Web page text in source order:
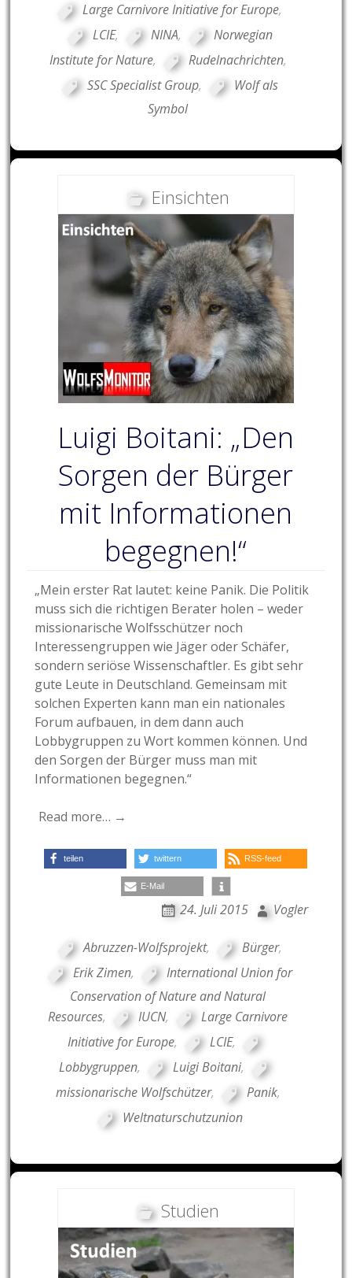
Large Carnivore Initiative for Europe,
LCIE, NINA,
Norwegian
Institute for Nature, Rudelnachrichten,
SSC Specialist Group,
Wolf als
Symbol
Einsichten
Luigi Boitani: „Den
Sorgen der Bürger
mit Informationen
begegnen!“
„Mein erster Rat lautet: keine Panik. Die Politik
muss sich die richtigen Berater holen – weder
missionarische Wolfsschützer noch
Interessengruppen wie Jäger oder Schäfer,
sondern seriöse Wissenschaftler. Es gibt sehr
gute Leute in Deutschland. Gemeinsam mit
solchen Experten kann man ein nationales
Forum aufbauen, in dem dann auch
Lobbygruppen zu Wort kommen können. Und
den Sorgen der Bürger muss man mit
Informationen begegnen.“
Read more… →
teilen twittern RSS-feed
E-Mail
24. Juli 2015 Vogler
Abruzzen-Wolfsprojekt, Bürger,
Erik Zimen,
International Union for
Conservation of Nature and Natural
Resources, IUCN,
Large Carnivore
Initiative for Europe, LCIE,
Lobbygruppen, Luigi Boitani,
missionarische Wolfschützer, Panik,
Weltnaturschutzunion
Studien